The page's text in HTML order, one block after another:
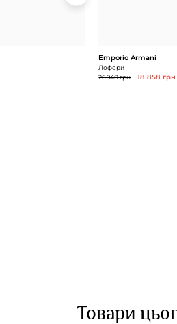
Emporio Armani
Лофери
26 940 грн
18 858 грн
Товари